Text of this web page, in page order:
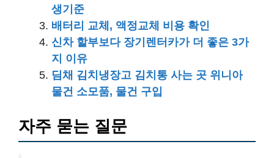
생기준
배터리 교체, 액정교체 비용 확인
신차 할부보다 장기렌터카가 더 좋은 3가
지 이유
딤채 김치냉장고 김치통 사는 곳 위니아
물건 소모품, 물건 구입
자주 묻는 질문